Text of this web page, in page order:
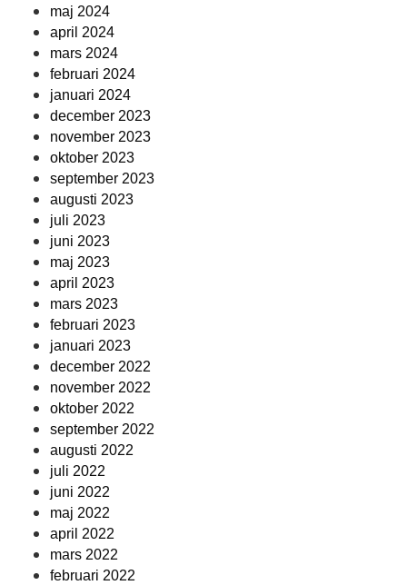
maj 2024
april 2024
mars 2024
februari 2024
januari 2024
december 2023
november 2023
oktober 2023
september 2023
augusti 2023
juli 2023
juni 2023
maj 2023
april 2023
mars 2023
februari 2023
januari 2023
december 2022
november 2022
oktober 2022
september 2022
augusti 2022
juli 2022
juni 2022
maj 2022
april 2022
mars 2022
februari 2022